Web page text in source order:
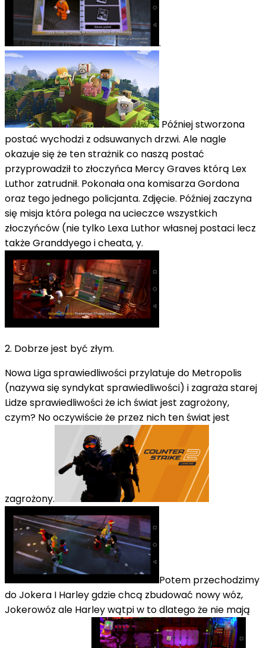
.
Później stworzona
postać wychodzi z odsuwanych drzwi. Ale nagle
okazuje się że ten strażnik co naszą postać
przyprowadził to złoczyńca Mercy Graves którą Lex
Luthor zatrudnił. Pokonała ona komisarza Gordona
oraz tego jednego policjanta. Zdjęcie. Później zaczyna
się misja która polega na ucieczce wszystkich
złoczyńców (nie tylko Lexa Luthor własnej postaci lecz
także Granddyego i cheata, y.
2. Dobrze jest być złym.
Nowa Liga sprawiedliwości przylatuje do Metropolis
(nazywa się syndykat sprawiedliwości) i zagraża starej
Lidze sprawiedliwości że ich świat jest zagrożony,
czym? No oczywiście że przez nich ten świat jest
zagrożony.
Potem przechodzimy
do Jokera I Harley gdzie chcą zbudować nowy wóz,
Jokerowóz ale Harley wątpi w to dlatego że nie mają